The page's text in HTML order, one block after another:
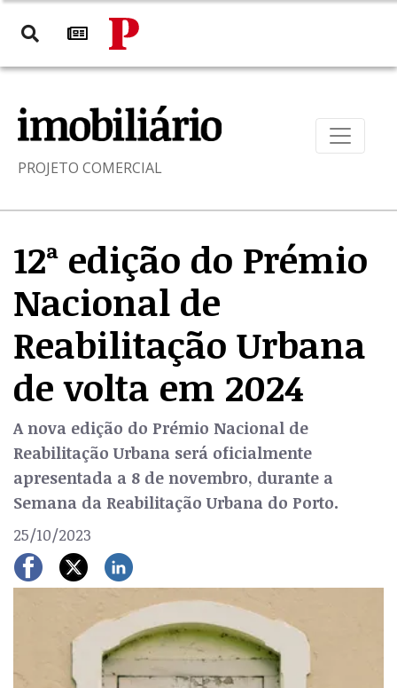
PROJETO COMERCIAL
12ª edição do Prémio
Nacional de
Reabilitação Urbana
de volta em 2024
A nova edição do Prémio Nacional de
Reabilitação Urbana será oficialmente
apresentada a 8 de novembro, durante a
Semana da Reabilitação Urbana do Porto.
25/10/2023